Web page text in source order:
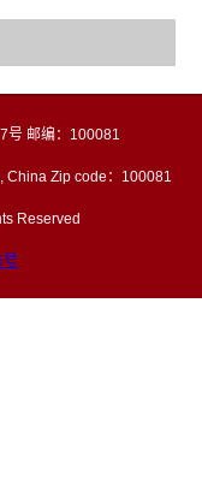
号 邮编：100081
Zip code：100081
Reserved
号